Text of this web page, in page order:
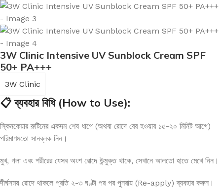
3W Clinic Intensive UV Sunblock Cream SPF
50+ PA+++
3W Clinic
📋 ব্যবহার বিধি (How to Use):
স্কিনকেয়ার রুটিনের একদম শেষ ধাপে (অথবা রোদে বের হওয়ার ১৫-২০ মিনিট আগে)
পরিমাণমতো সানব্লক নিন।
মুখ, গলা এবং শরীরের যেসব অংশ রোদে উন্মুক্ত থাকে, সেখানে আলতো হাতে মেখে নিন।
দীর্ঘসময় রোদে থাকলে প্রতি ২-৩ ঘণ্টা পর পর পুনরায় (Re-apply) ব্যবহার করুন।